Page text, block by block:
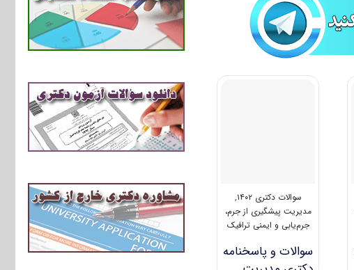
سوالات دکتری ۱۴۰۲
,
مدیریت پیشگیری از جرم،
جرم‌یابی و ایمنی ترافیک
سوالات و پاسخنامه